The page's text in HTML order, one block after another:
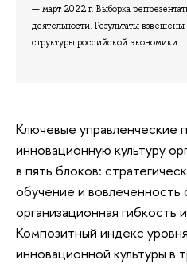
— март 2022 г. Выборка
деятельности. Результаты
структуры российской экономики.
Ключевые управленческие
инновационную культуру
в пять блоков:
обучение и вовлеченность
организационная гибкость
Композитный индекс
инновационной культуры в